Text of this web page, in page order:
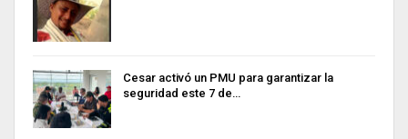
Cesar activó un PMU para garantizar la
seguridad este 7 de…